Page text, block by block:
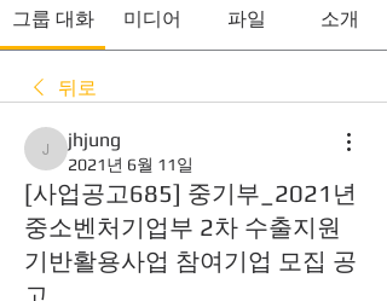
그룹 대화 미디어 파일 소개
뒤로
jhjung
jhjung
2021년 6월 11일
[사업공고685] 중기부_2021년
중소벤처기업부 2차 수출지원
기반활용사업 참여기업 모집 공
고